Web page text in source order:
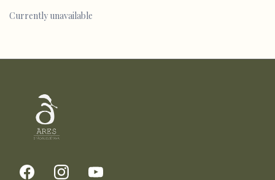
Currently unavailable